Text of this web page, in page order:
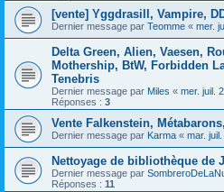
[vente] Yggdrasill, Vampire,
Dernier message par Teomme « mer.
Delta Green, Alien, Vaesen,
Mothership, BtW, Forbidden
Tenebris
Dernier message par Miles « mer. juil.
Réponses : 3
Vente Falkenstein,
Dernier message par Karma « mar.
Nettoyage de bibliothèque de
Dernier message par
Réponses : 11